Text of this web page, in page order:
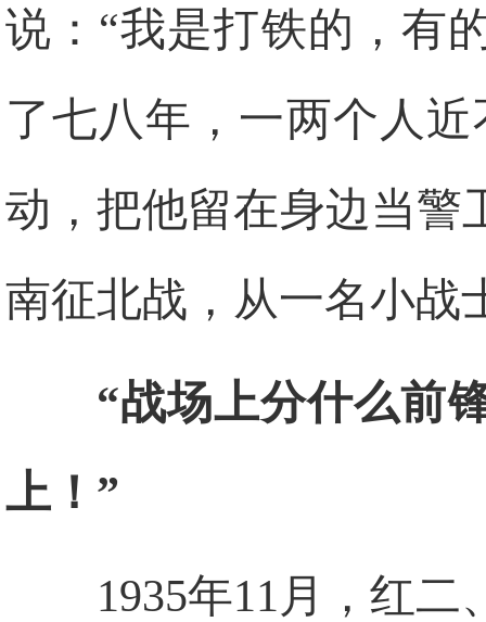
说：“我是打铁的，有
了七八年，一两个人
动，把他留在身边当警
南征北战，从一名小战
“战场上分什么前
上！”
1935年11月，红